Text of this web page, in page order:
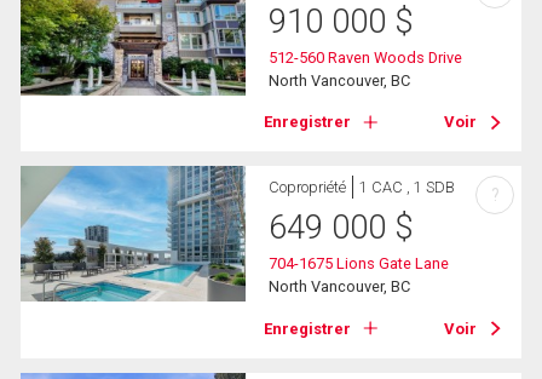
910 000 $
512-560 Raven Woods Drive
North Vancouver, BC
Enregistrer Voir
Copropriété 1 CAC , 1 SDB
649 000 $
704-1675 Lions Gate Lane
North Vancouver, BC
Enregistrer Voir
?